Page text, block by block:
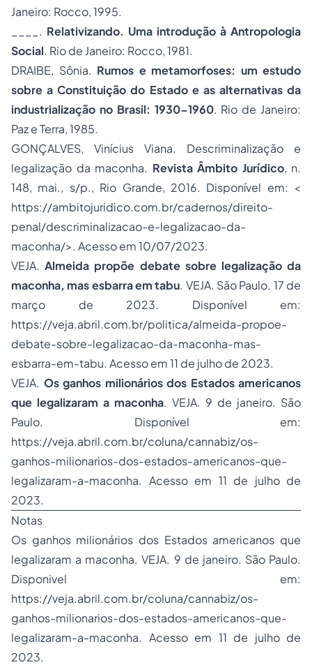
Janeiro: Rocco, 1995.
____. Relativizando. Uma introdução à Antropologia
Social. Rio de Janeiro: Rocco, 1981.
DRAIBE, Sônia. Rumos e metamorfoses: um estudo
sobre a Constituição do Estado e as alternativas da
industrialização no Brasil: 1930-1960. Rio de Janeiro:
Paz e Terra, 1985.
GONÇALVES, Vinícius Viana. Descriminalização e
legalização da maconha. Revista Âmbito Jurídico, n.
148, mai., s/p., Rio Grande, 2016. Disponível em: <
https://ambitojuridico.com.br/cadernos/direito-
penal/descriminalizacao-e-legalizacao-da-
maconha/>. Acesso em 10/07/2023.
VEJA.Almeida propõe debate sobre legalização da
maconha, mas esbarra em tabu. VEJA. São Paulo. 17 de
março de 2023. Disponível em:
https://veja.abril.com.br/politica/almeida-propoe-
debate-sobre-legalizacao-da-maconha-mas-
esbarra-em-tabu. Acesso em 11 de julho de 2023.
VEJA. Os ganhos milionários dos Estados americanos
que legalizaram a maconha. VEJA. 9 de janeiro. São
Paulo. Disponível em:
https://veja.abril.com.br/coluna/cannabiz/os-
ganhos-milionarios-dos-estados-americanos-que-
legalizaram-a-maconha. Acesso em 11 de julho de
2023.
Notas
Os ganhos milionários dos Estados americanos que
legalizaram a maconha. VEJA. 9 de janeiro. São Paulo.
Disponivel em:
https://veja.abril.com.br/coluna/cannabiz/os-
ganhos-milionarios-dos-estados-americanos-que-
legalizaram-a-maconha. Acesso em 11 de julho de
2023.